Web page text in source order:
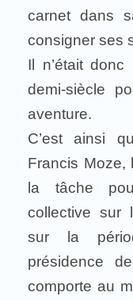
carnet dans
consigner ses
Il n’était donc
demi-siècle
aventure.
C’est ainsi
Francis Moze,
la tâche
collective sur
sur la
présidence
comporte au